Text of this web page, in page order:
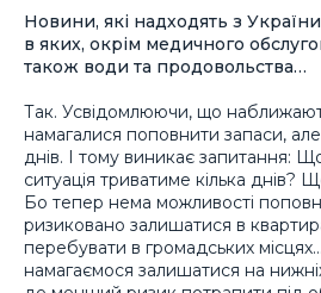
Новини, які надходять з
в яких, окрім медичного
також води та продовольства…
Так. Усвідомлюючи, що
намагалися поповнити запаси, але
днів. І тому виникає запитання:
ситуація триватиме кілька днів?
Бо тепер нема можливості
ризиковано залишатися в
перебувати в громадських
намагаємося залишатися на